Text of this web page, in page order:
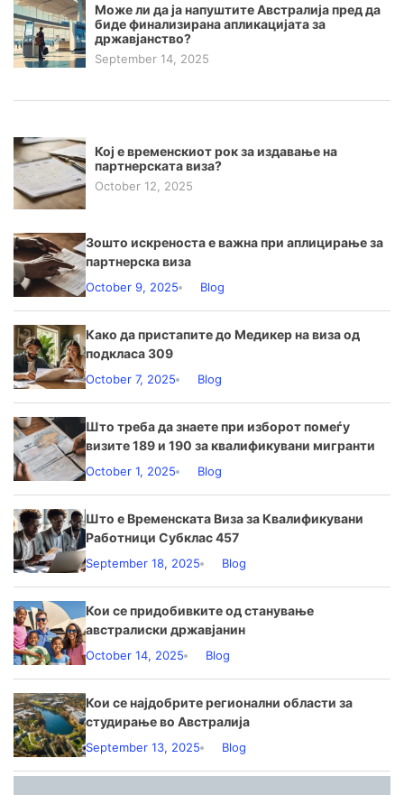
Може ли да ја напуштите Австралија пред да
биде финализирана апликацијата за
државјанство?
September 14, 2025
Кој е временскиот рок за издавање на
партнерската виза?
October 12, 2025
Зошто искреноста е важна при аплицирање за
партнерска виза
October 9, 2025 Blog
Како да пристапите до Медикер на виза од
подкласа 309
October 7, 2025 Blog
Што треба да знаете при изборот помеѓу
визите 189 и 190 за квалификувани мигранти
October 1, 2025 Blog
Што е Временската Виза за Квалификувани
Работници Субклас 457
September 18, 2025 Blog
Кои се придобивките од станување
австралиски државјанин
October 14, 2025 Blog
Кои се најдобрите регионални области за
студирање во Австралија
September 13, 2025 Blog